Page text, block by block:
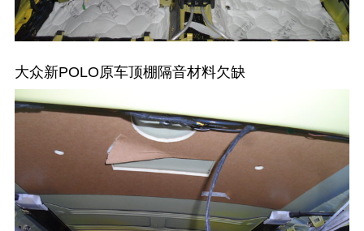
大众新POLO原车顶棚隔音材料欠缺